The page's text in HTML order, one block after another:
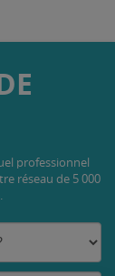
professionnel
réseau de 5 000